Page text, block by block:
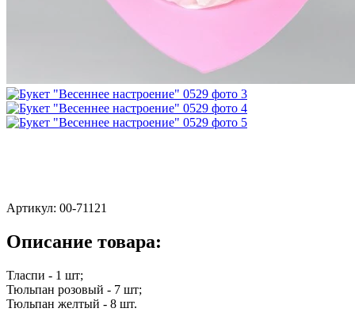
Артикул: 00-71121
Описание товара:
Тласпи - 1 шт;
Тюльпан розовый - 7 шт;
Тюльпан желтый - 8 шт.